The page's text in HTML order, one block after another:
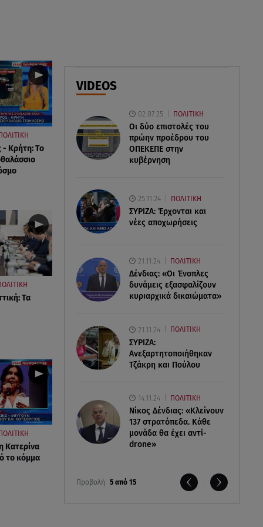
07.08.26 , 20:18
Μυστράς: Κρίσιμος για το
κατηγορητήριο ο χρόνος
VIDEOS
02.07.25 ΠΟΛΙΤΙΚΗ
Οι δύο επιστολές του
πρώην προέδρου του
ΟΠΕΚΕΠE στην
κυβέρνηση
25.11.24 ΠΟΛΙΤΙΚΗ
ΣΥΡΙΖΑ: Έρχονται και
νέες αποχωρήσεις
21.11.24 ΠΟΛΙΤΙΚΗ
Δένδιας: «Οι Ένοπλες
δυνάμεις εξασφαλίζουν
κυριαρχικά δικαιώματα»
21.11.24 ΠΟΛΙΤΙΚΗ
ΣΥΡΙΖΑ:
Ανεξαρτητοποιήθηκαν
Τζάκρη και Πούλου
14.11.24 ΠΟΛΙΤΙΚΗ
Νίκος Δένδιας: «Κλείνουν
137 στρατόπεδα. Kάθε
μονάδα θα έχει αντί-
drone»
Προβολή 5 από 15
- Κρήτη: Το
Τα
ΠΟΛΙΤΙΚΗ
Κατερίνα
το κόμμα